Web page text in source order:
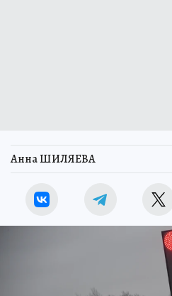
Анна ШИЛЯЕВА